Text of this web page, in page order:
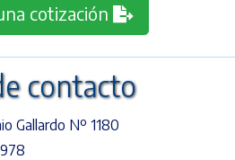
cotización
contacto
Gallardo Nº 1180